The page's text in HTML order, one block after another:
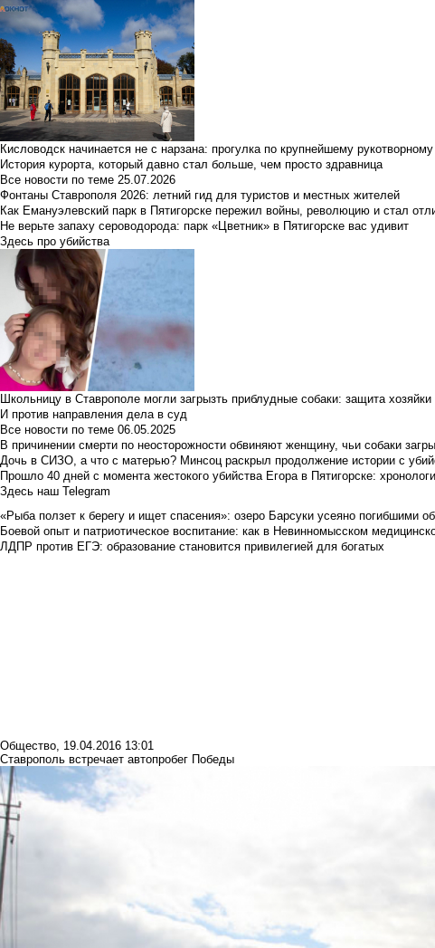
Кисловодск начинается не с нарзана: прогулка по крупнейшему
История курорта, который давно стал больше, чем просто здравница
Все новости по теме 25.07.2026
Фонтаны Ставрополя 2026: летний гид для туристов и местных жителей
Как Емануэлевский парк в Пятигорске пережил войны, революцию и стал
Не верьте запаху сероводорода: парк «Цветник» в Пятигорске вас удивит
Здесь про убийства
Школьницу в Ставрополе могли загрызть приблудные собаки: защита
И против направления дела в суд
Все новости по теме 06.05.2025
В причинении смерти по неосторожности обвиняют женщину, чьи собаки
Дочь в СИЗО, а что с матерью? Минсоц раскрыл продолжение истории с
Прошло 40 дней с момента жестокого убийства Егора в Пятигорске:
Здесь наш Telegram
«Рыба ползет к берегу и ищет спасения»: озеро Барсуки усеяно погибшими
Боевой опыт и патриотическое воспитание: как в Невинномысском
ЛДПР против ЕГЭ: образование становится привилегией для богатых
Общество, 19.04.2016 13:01
Ставрополь встречает автопробег Победы